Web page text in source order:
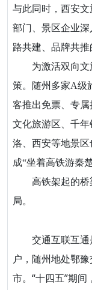
与此同时，西安
部门、景区企业
路共建、品牌共
为激活双向文
策。随州多家A级
客推出免票、专
文化旅游区、千
洛、西安等地景
成“坐着高铁游秦
高铁架起的桥
局。
交通互联互通
户，随州地处鄂
市。“十四五”期